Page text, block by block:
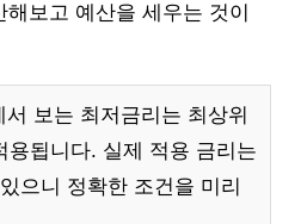
보고 예산을 세우는 것이
서 보는 최저금리는 최상위
용됩니다. 실제 적용 금리는
으니 정확한 조건을 미리